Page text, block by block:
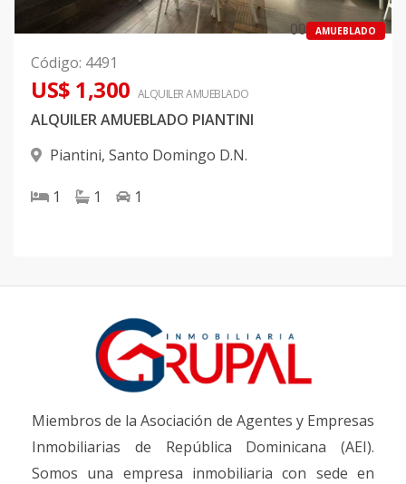
00 AMUEBLADO
Código: 4491
US$ 1,300 ALQUILERAMUEBLADO
ALQUILER AMUEBLADO PIANTINI
Piantini, Santo Domingo D.N.
1 1 1
Miembros de la Asociación de Agentes y Empresas
Inmobiliarias de República Dominicana (AEI).
Somos una empresa inmobiliaria con sede en